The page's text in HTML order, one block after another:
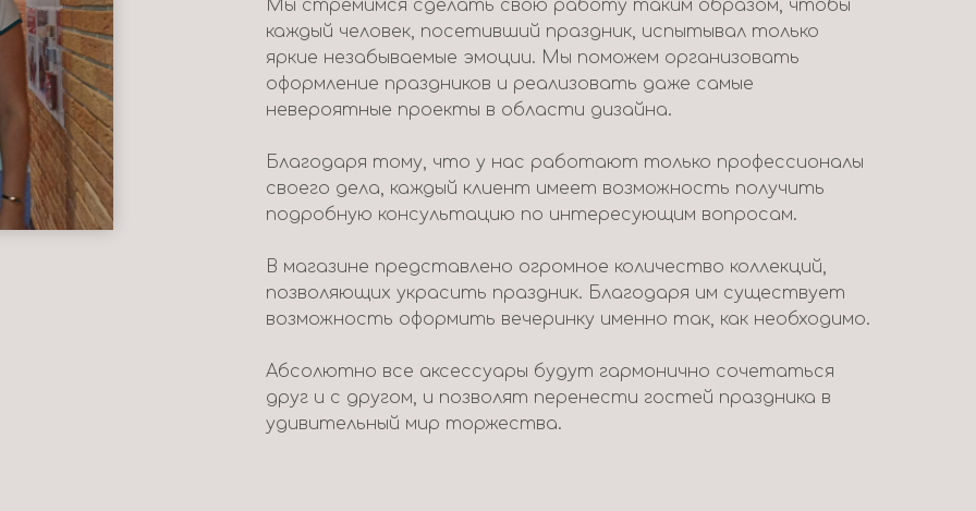
Мы стремимся сделать свою работу таким образом, чтобы
каждый человек, посетивший праздник, испытывал только
яркие незабываемые эмоции. Мы поможем организовать
оформление праздников и реализовать даже самые
невероятные проекты в области дизайна.
Благодаря тому, что у нас работают только профессионалы
своего дела, каждый клиент имеет возможность получить
подробную консультацию по интересующим вопросам.
В магазине представлено огромное количество коллекций,
позволяющих украсить праздник. Благодаря им существует
возможность оформить вечеринку именно так, как необходимо.
Абсолютно все аксессуары будут гармонично сочетаться
друг и с другом, и позволят перенести гостей праздника в
удивительный мир торжества.